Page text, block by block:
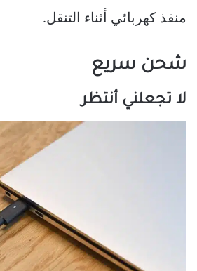
منفذ كهربائي أثناء التنقل.
شحن سريع
لا تجعلني أنتظر